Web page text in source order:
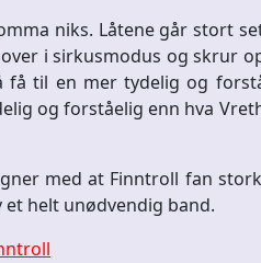
niks. Låtene går stort
i sirkusmodus og skrur
til en mer tydelig og
og forståelig enn hva
med at Finntroll fan
helt unødvendig band.